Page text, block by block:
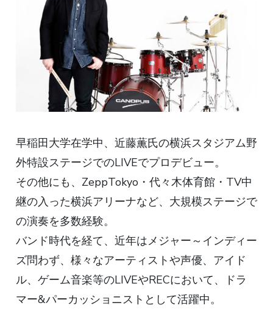
早稲田大学在学中、近藤薫氏の横浜スタジアム野
外特設ステージでのLIVEでプロデビュー。
その他にも、ZeppTokyo・代々木体育館・TV中
継の入った横浜アリーナなど、大規模ステージで
の演奏を多数経験。
バンド時代を経て、近年はメジャー～インディー
ズ問わず、様々なアーティストや声優、アイド
ル、ゲーム音楽等のLIVEやRECにおいて、ドラ
マー&パーカッショニストとして活躍中。